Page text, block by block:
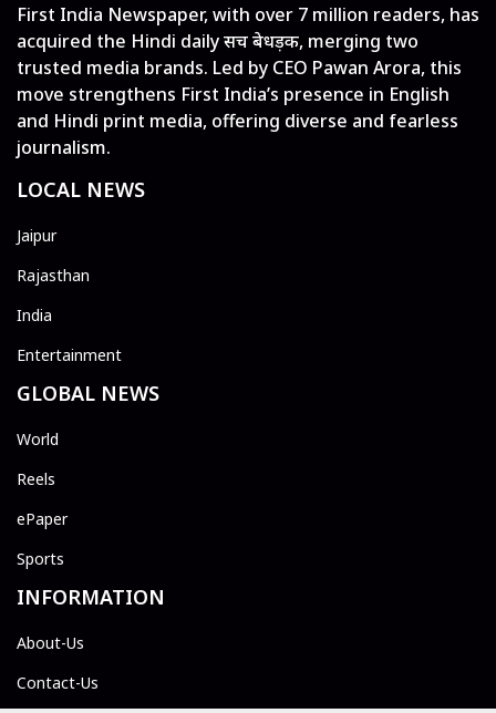
First India Newspaper, with over 7 million readers, has
acquired the Hindi daily सच बेधड़क, merging two
trusted media brands. Led by CEO Pawan Arora, this
move strengthens First India’s presence in English
and Hindi print media, offering diverse and fearless
journalism.
LOCAL NEWS
Jaipur
Rajasthan
India
Entertainment
GLOBAL NEWS
World
Reels
ePaper
Sports
INFORMATION
About-Us
Contact-Us